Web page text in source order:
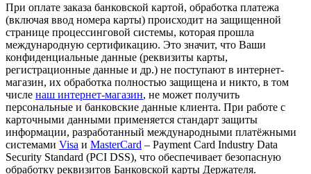
При оплате заказа банковской картой, обработка платежа
(включая ввод номера карты) происходит на защищенной
странице процессинговой системы, которая прошла
международную сертификацию. Это значит, что Ваши
конфиденциальные данные (реквизиты карты,
регистрационные данные и др.) не поступают в интернет-
магазин, их обработка полностью защищена и никто, в том
числе наш интернет-магазин, не может получить
персональные и банковские данные клиента. При работе с
карточными данными применяется стандарт защиты
информации, разработанный международными платёжными
системами Visa и MasterCard – Payment Card Industry Data
Security Standard (PCI DSS), что обеспечивает безопасную
обработку реквизитов Банковской карты Держателя.